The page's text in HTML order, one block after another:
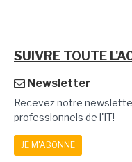
SUIVRE TOUTE
Newsletter
Recevez notre
professionnels de l'IT!
JE M'ABONNE